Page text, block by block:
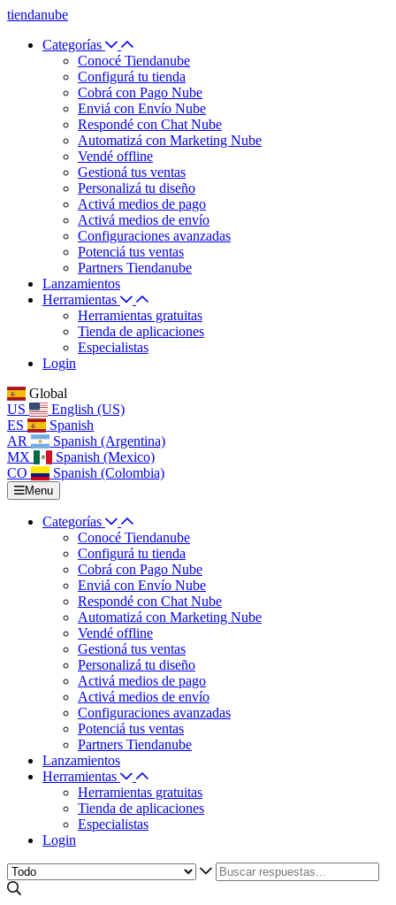
tiendanube
Categorías
Conocé Tiendanube
Configurá tu tienda
Cobrá con Pago Nube
Enviá con Envío Nube
Respondé con Chat Nube
Automatizá con Marketing Nube
Vendé offline
Gestioná tus ventas
Personalizá tu diseño
Activá medios de pago
Activá medios de envío
Configuraciones avanzadas
Potenciá tus ventas
Partners Tiendanube
Lanzamientos
Herramientas
Herramientas gratuitas
Tienda de aplicaciones
Especialistas
Login
Global
US
English (US)
ES
Spanish
AR
Spanish (Argentina)
MX
Spanish (Mexico)
CO
Spanish (Colombia)
Menu
Categorías
Conocé Tiendanube
Configurá tu tienda
Cobrá con Pago Nube
Enviá con Envío Nube
Respondé con Chat Nube
Automatizá con Marketing Nube
Vendé offline
Gestioná tus ventas
Personalizá tu diseño
Activá medios de pago
Activá medios de envío
Configuraciones avanzadas
Potenciá tus ventas
Partners Tiendanube
Lanzamientos
Herramientas
Herramientas gratuitas
Tienda de aplicaciones
Especialistas
Login